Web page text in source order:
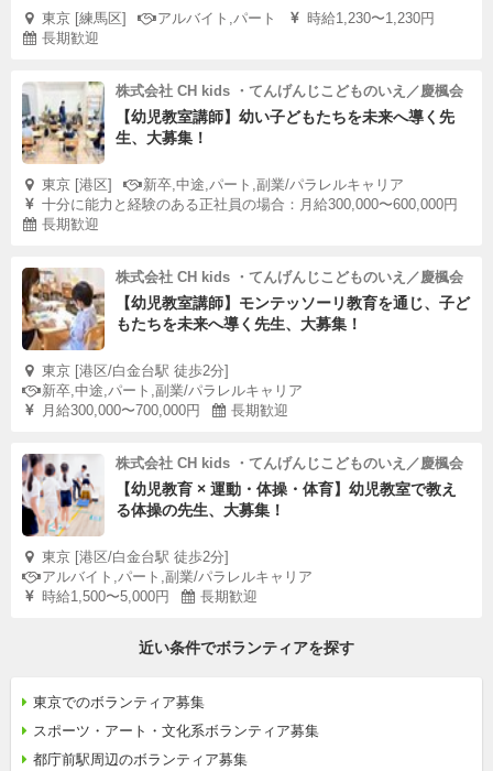
東京 [練馬区] アルバイト,パート
時給1,230〜1,230円
長期歓迎
株式会社 CH kids ・てんげんじこどものいえ／慶楓会
【幼児教室講師】幼い子どもたちを未来へ導く先
生、大募集！
東京 [港区]
新卒,中途,パート,副業/パラレルキャリア
十分に能力と経験のある正社員の場合：月給300,000〜600,000円
長期歓迎
株式会社 CH kids ・てんげんじこどものいえ／慶楓会
【幼児教室講師】モンテッソーリ教育を通じ、子ど
もたちを未来へ導く先生、大募集！
東京 [港区/白金台駅 徒歩2分]
新卒,中途,パート,副業/パラレルキャリア
月給300,000〜700,000円
長期歓迎
株式会社 CH kids ・てんげんじこどものいえ／慶楓会
【幼児教育 × 運動・体操・体育】幼児教室で教え
る体操の先生、大募集！
東京 [港区/白金台駅 徒歩2分]
アルバイト,パート,副業/パラレルキャリア
時給1,500〜5,000円
長期歓迎
近い条件でボランティアを探す
東京でのボランティア募集
スポーツ・アート・文化系ボランティア募集
都庁前駅周辺のボランティア募集